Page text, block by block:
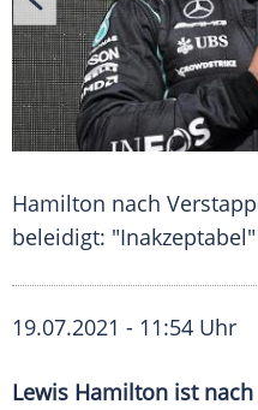
Hamilton nach
beleidigt: "Inakzeptabel"
19.07.2021 - 11:54 Uhr
Lewis Hamilton ist